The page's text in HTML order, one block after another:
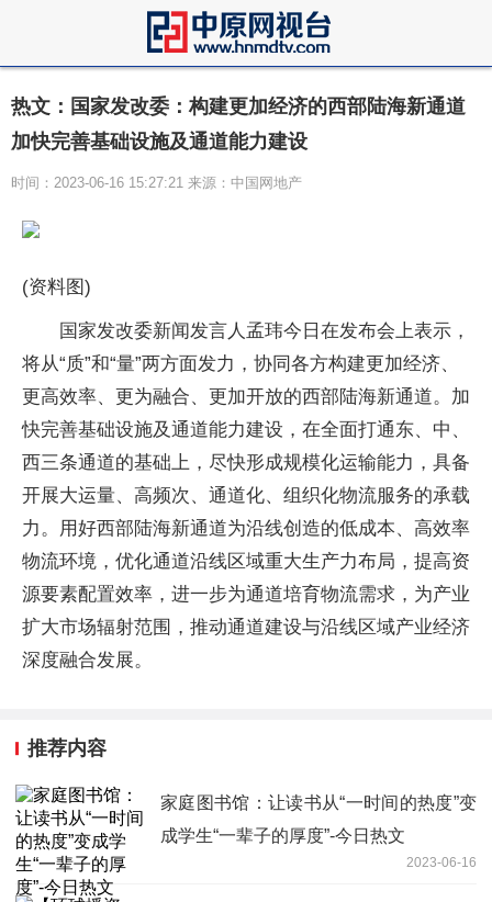
热文：国家发改委：构建更加经济的西部陆海新通道
加快完善基础设施及通道能力建设
时间：2023-06-16 15:27:21 来源：中国网地产
(资料图)
国家发改委新闻发言人孟玮今日在发布会上表示，
将从“质”和“量”两方面发力，协同各方构建更加经济、
更高效率、更为融合、更加开放的西部陆海新通道。加
快完善基础设施及通道能力建设，在全面打通东、中、
西三条通道的基础上，尽快形成规模化运输能力，具备
开展大运量、高频次、通道化、组织化物流服务的承载
力。用好西部陆海新通道为沿线创造的低成本、高效率
物流环境，优化通道沿线区域重大生产力布局，提高资
源要素配置效率，进一步为通道培育物流需求，为产业
扩大市场辐射范围，推动通道建设与沿线区域产业经济
深度融合发展。
推荐内容
家庭图书馆：让读书从“一时间的热度”变
成学生“一辈子的厚度”-今日热文
2023-06-16